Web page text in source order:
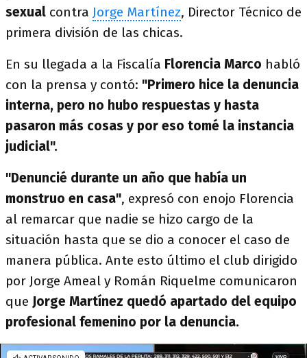
sexual contra Jorge Martínez, Director Técnico de
primera división de las chicas.
En su llegada a la Fiscalía Florencia Marco habló
con la prensa y contó: "Primero hice la denuncia
interna, pero no hubo respuestas y hasta
pasaron más cosas y por eso tomé la instancia
judicial".
"Denuncié durante un año que había un
monstruo en casa", expresó con enojo Florencia
al remarcar que nadie se hizo cargo de la
situación hasta que se dio a conocer el caso de
manera pública. Ante esto último el club dirigido
por Jorge Ameal y Román Riquelme comunicaron
que Jorge Martínez quedó apartado del equipo
profesional femenino por la denuncia.